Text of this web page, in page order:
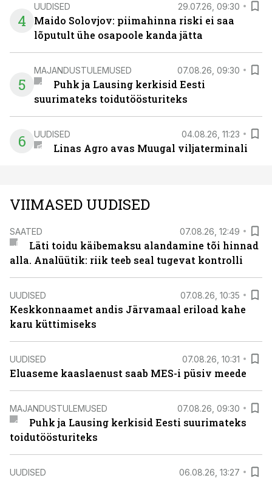
4
UUDISED 29.07.26, 09:30
Maido Solovjov: piimahinna riski ei saa
lõputult ühe osapoole kanda jätta
5
MAJANDUSTULEMUSED 07.08.26, 09:30
Puhk ja Lausing kerkisid Eesti
suurimateks toidutöösturiteks
6 UUDISED 04.08.26, 11:23
Linas Agro avas Muugal viljaterminali
VIIMASED UUDISED
SAATED 07.08.26, 12:49
Läti toidu käibemaksu alandamine tõi hinnad
alla. Analüütik: riik teeb seal tugevat kontrolli
UUDISED 07.08.26, 10:35
Keskkonnaamet andis Järvamaal eriload kahe
karu küttimiseks
UUDISED 07.08.26, 10:31
Eluaseme kaaslaenust saab MES-i püsiv meede
MAJANDUSTULEMUSED 07.08.26, 09:30
Puhk ja Lausing kerkisid Eesti suurimateks
toidutöösturiteks
UUDISED 06.08.26, 13:27